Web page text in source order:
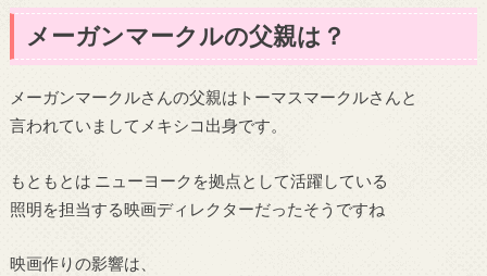
メーガンマークルの父親は？
メーガンマークルさんの父親はトーマスマークルさんと
言われていましてメキシコ出身です。
もともとは ニューヨークを拠点として活躍している
照明を担当する映画ディレクターだったそうですね
映画作りの影響は、